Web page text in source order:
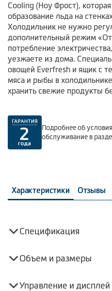
Cooling (Ноу Фрост),
образование льда на
Холодильник не нужно
дополнительный режим
потребление
уезжаете из дома.
овощей Everfresh и ящик с
мяса и рыбы в
хранить свежие продукты
Подробнее об
обслуживание в
Характеристики Отзывы
Спецификация
Объем и размеры
Управление и дисплей